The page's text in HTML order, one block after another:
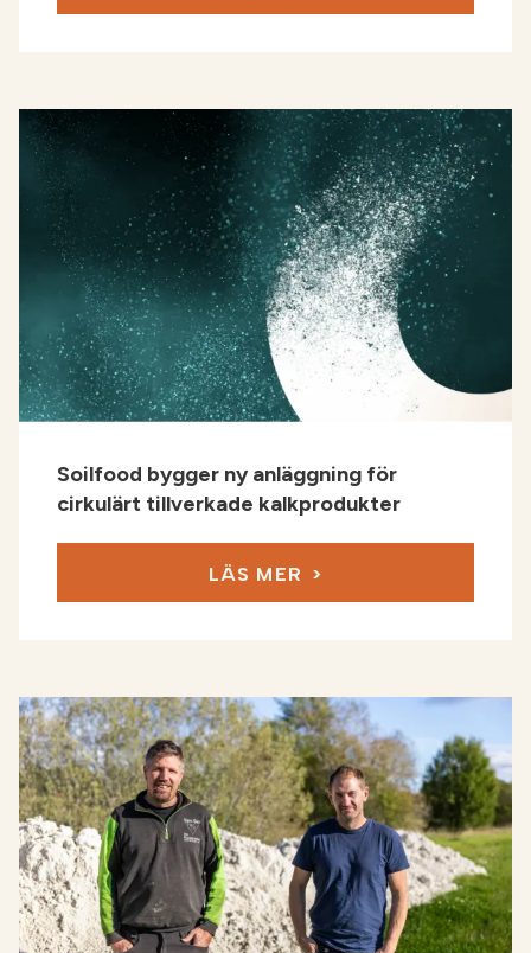
Soilfood bygger ny anläggning för
cirkulärt tillverkade kalkprodukter
LÄS MER